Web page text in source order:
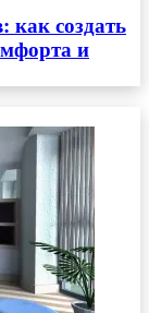
как создать
и